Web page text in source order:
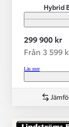
Hybrid
299 900 kr
Från 3 599
Läs mer